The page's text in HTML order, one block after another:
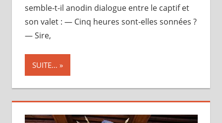
semble-t-il anodin dialogue entre le captif et
son valet : — Cinq heures sont-elles sonnées ?
— Sire,
SUITE...